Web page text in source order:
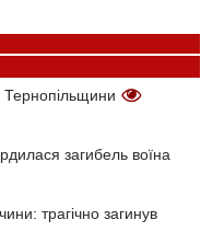
Тернопільщини
загибель воїна
трагічно загинув